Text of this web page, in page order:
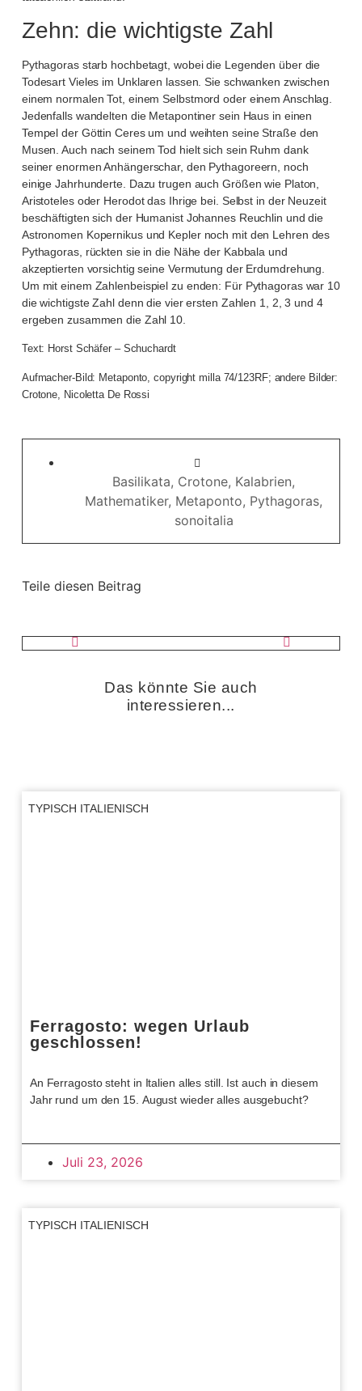
Zehn: die wichtigste Zahl
Pythagoras starb hochbetagt, wobei die Legenden über die
Todesart Vieles im Unklaren lassen. Sie schwanken zwischen
einem normalen Tot, einem Selbstmord oder einem Anschlag.
Jedenfalls wandelten die Metapontiner sein Haus in einen
Tempel der Göttin Ceres um und weihten seine Straße den
Musen. Auch nach seinem Tod hielt sich sein Ruhm dank
seiner enormen Anhängerschar, den Pythagoreern, noch
einige Jahrhunderte. Dazu trugen auch Größen wie Platon,
Aristoteles oder Herodot das Ihrige bei. Selbst in der Neuzeit
beschäftigten sich der Humanist Johannes Reuchlin und die
Astronomen Kopernikus und Kepler noch mit den Lehren des
Pythagoras, rückten sie in die Nähe der Kabbala und
akzeptierten vorsichtig seine Vermutung der Erdumdrehung.
Um mit einem Zahlenbeispiel zu enden: Für Pythagoras war 10
die wichtigste Zahl denn die vier ersten Zahlen 1, 2, 3 und 4
ergeben zusammen die Zahl 10.
Text: Horst Schäfer – Schuchardt
Aufmacher-Bild: Metaponto, copyright milla 74/123RF; andere Bilder:
Crotone, Nicoletta De Rossi
Basilikata, Crotone, Kalabrien,
Mathematiker, Metaponto, Pythagoras,
sonoitalia
Teile diesen Beitrag
Das könnte Sie auch
interessieren...​
TYPISCH ITALIENISCH
Ferragosto: wegen Urlaub
geschlossen!
An Ferragosto steht in Italien alles still. Ist auch in diesem
Jahr rund um den 15. August wieder alles ausgebucht?
Juli 23, 2026
TYPISCH ITALIENISCH